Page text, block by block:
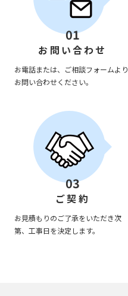
01
お問い合わせ
お電話または、ご相談フォームより
お問い合わせください。
03
ご契約
お見積もりのご了承をいただき次
第、工事日を決定します。